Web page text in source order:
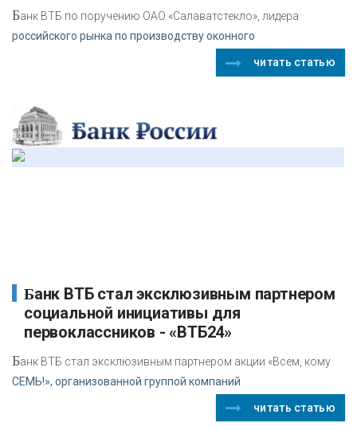
Банк ВТБ по поручению ОАО «Салаватстекло», лидера
российского рынка по производству оконного
читать статью
Банк ВТБ стал эксклюзивным партнером
социальной инициативы для
первоклассников - «ВТБ24»
Банк ВТБ стал эксклюзивным партнером акции «Всем, кому
СЕМЬ!», организованной группой компаний
читать статью